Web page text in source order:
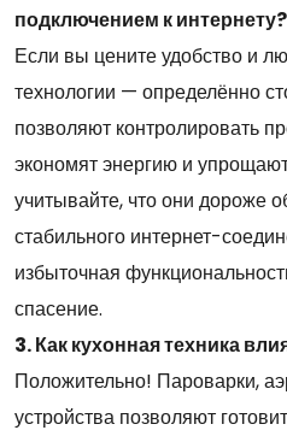
подключением к интернету?
Если вы цените удобство и
технологии — определённо
позволяют контролировать
экономят энергию и
учитывайте, что они дороже
стабильного интернет-
избыточная
спасение.
3. Как кухонная техника
Положительно! Пароварки,
устройства позволяют